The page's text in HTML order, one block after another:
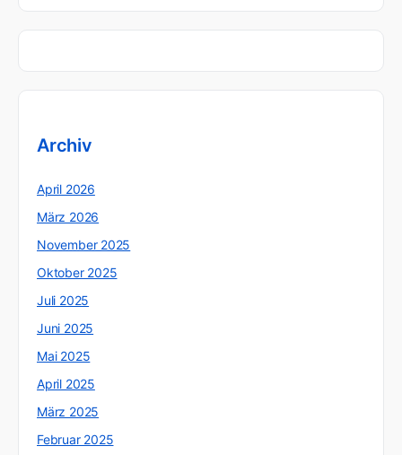
Archiv
April 2026
März 2026
November 2025
Oktober 2025
Juli 2025
Juni 2025
Mai 2025
April 2025
März 2025
Februar 2025